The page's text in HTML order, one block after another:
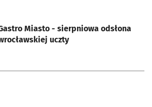
Miasto - sierpniowa odsłona
uczty
karcie